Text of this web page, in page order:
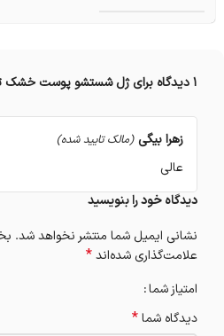
1 دیدگاه برای ژل شستشو پوست خشک تا
زهرا بیگی (مالک تایید شده)
عالی
دیدگاه خود را بنویسید
نشانی ایمیل شما منتشر نخواهد شد.
علامت‌گذاری شده‌اند*
امتیاز شما
دیدگاه شما*